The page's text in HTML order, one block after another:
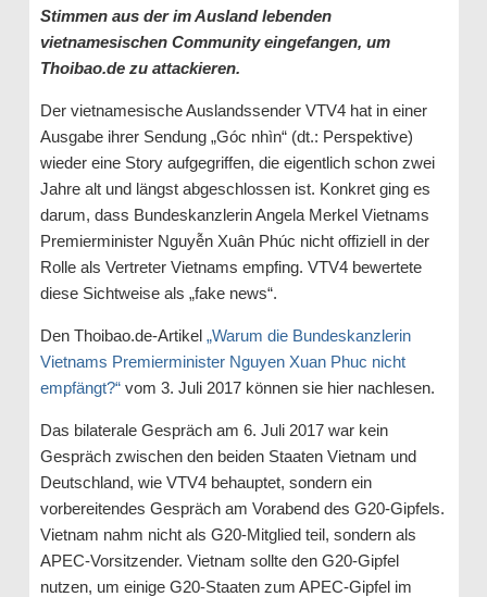
Stimmen aus der im Ausland lebenden
vietnamesischen Community eingefangen, um
Thoibao.de zu attackieren.
Der vietnamesische Auslandssender VTV4 hat in einer
Ausgabe ihrer Sendung „Góc nhìn“ (dt.: Perspektive)
wieder eine Story aufgegriffen, die eigentlich schon zwei
Jahre alt und längst abgeschlossen ist. Konkret ging es
darum, dass Bundeskanzlerin Angela Merkel Vietnams
Premierminister Nguyễn Xuân Phúc nicht offiziell in der
Rolle als Vertreter Vietnams empfing. VTV4 bewertete
diese Sichtweise als „fake news“.
Den Thoibao.de-Artikel „Warum die Bundeskanzlerin
Vietnams Premierminister Nguyen Xuan Phuc nicht
empfängt?“ vom 3. Juli 2017 können sie hier nachlesen.
Das bilaterale Gespräch am 6. Juli 2017 war kein
Gespräch zwischen den beiden Staaten Vietnam und
Deutschland, wie VTV4 behauptet, sondern ein
vorbereitendes Gespräch am Vorabend des G20-Gipfels.
Vietnam nahm nicht als G20-Mitglied teil, sondern als
APEC-Vorsitzender. Vietnam sollte den G20-Gipfel
nutzen, um einige G20-Staaten zum APEC-Gipfel im